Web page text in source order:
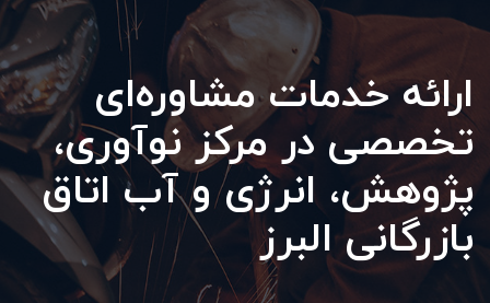
ارائه خدمات مشاوره‌ای
تخصصی در مرکز نوآوری،
پژوهش، انرژی و آب اتاق
بازرگانی البرز